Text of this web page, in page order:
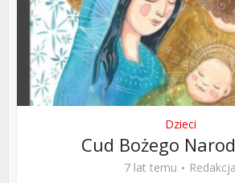
Dzieci
Cud Bożego
7 lat temu
Redakcja